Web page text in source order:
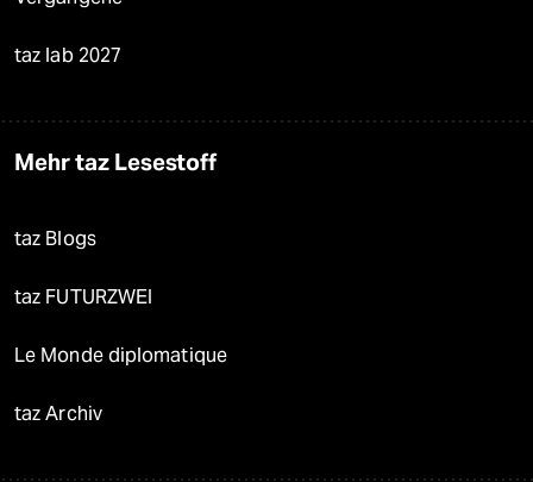
taz lab 2027
Mehr taz Lesestoff
taz Blogs
taz FUTURZWEI
Le Monde diplomatique
taz Archiv